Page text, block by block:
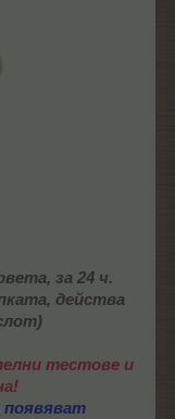
за 24 ч.
действа
тестове и